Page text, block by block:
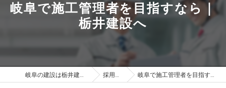
岐阜で施工管理者を目指すなら｜
栃井建設へ
岐阜の建設は栃井建設工業株式会社 採用ブログ 岐阜で施工管理者を目指すなら｜栃井建設へ